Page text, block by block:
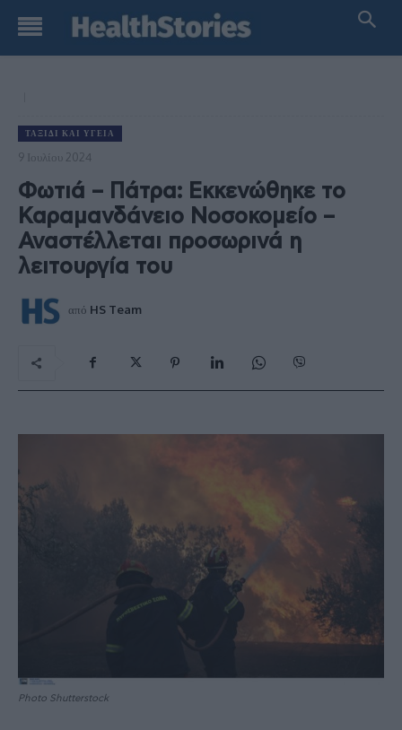
ΤΑΞΊΔΙ ΚΑΙ ΥΓΕΊΑ
9 Ιουλίου 2024
Φωτιά – Πάτρα: Εκκενώθηκε το
Καραμανδάνειο Νοσοκομείο –
Αναστέλλεται προσωρινά η
λειτουργία του
από HS Team
Photo Shutterstock